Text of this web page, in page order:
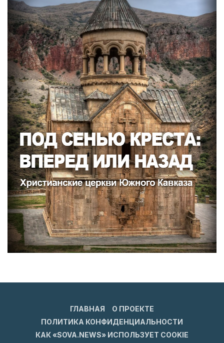
ГЛАВНАЯ
О ПРОЕКТЕ
ПОЛИТИКА КОНФИДЕНЦИАЛЬНОСТИ
КАК «SOVA.NEWS» ИСПОЛЬЗУЕТ COOKIE